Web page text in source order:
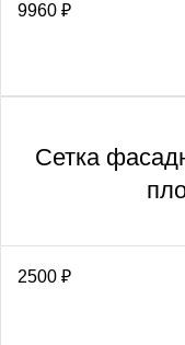
9960 ₽
Сетка
2500 ₽